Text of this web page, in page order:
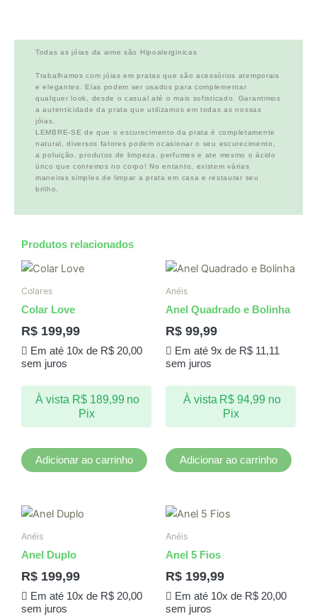
Todas as jóias da aime são Hipoalerginicas
Trabalhamos com jóias em pratas que são acessórios atemporais
e elegantes. Elas podem ser usados para complementar
qualquer look, desde o casual até o mais sofisticado. Garantimos
a autenticidade da prata que utilizamos em todas as nossas
jóias.
LEMBRE-SE de que o escurecimento da prata é completamente
natural, diversos fatores podem ocasionar o seu escurecimento,
a poluição, produtos de limpeza, perfumes e ate mesmo o ácido
úrico que contemos no corpo! No entanto, existem várias
maneiras simples de limpar a prata em casa e restaurar seu
brilho.
Produtos relacionados
Colares
Colar Love
R$ 199,99
Em até 10x de R$20,00
sem juros
À vista R$189,99 no
Pix
Adicionar ao carrinho
Anéis
Anel Quadrado e Bolinha
R$ 99,99
Em até 9x de R$11,11
sem juros
À vista R$ 94,99 no
Pix
Adicionar ao carrinho
Anéis
Anel Duplo
R$ 199,99
Em até 10x de R$20,00
sem juros
Anéis
Anel 5 Fios
R$ 199,99
Em até 10x de R$20,00
sem juros
As